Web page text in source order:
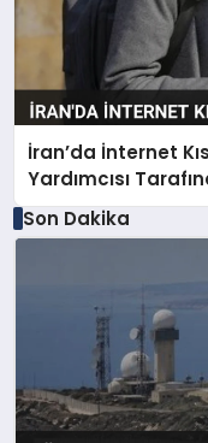
İran’da İnternet
Yardımcısı
Son Dakika